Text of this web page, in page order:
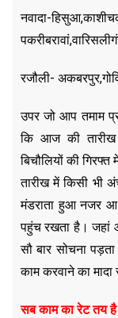
नवादा-
रजौली-
उपर जो आप तमाम
कि आज की तारीख
बिचौलियों की
तारीख में किसी भी
मंडराता हुआ नजर आ
पहुंच रखता है। जहां
सौ बार सोचना
काम करवाने का
सब काम का रेट तय है